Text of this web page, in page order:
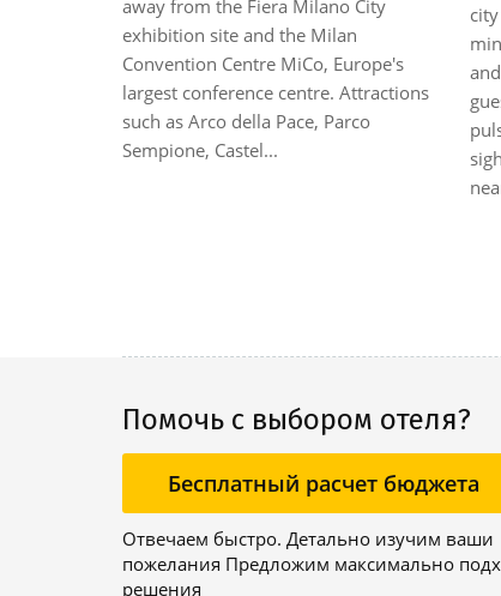
rooms. The establishment features the
fully restored tower of one of the city's
most important buildings. Facilities at
this air-conditioned property include a
TV lounge, a restaurant and Internet
Помочь с выбором отеля?
Бесплатный расчет бюджета
Отвечаем быстро. Детально изучим ваши
пожелания Предложим максимально
решения